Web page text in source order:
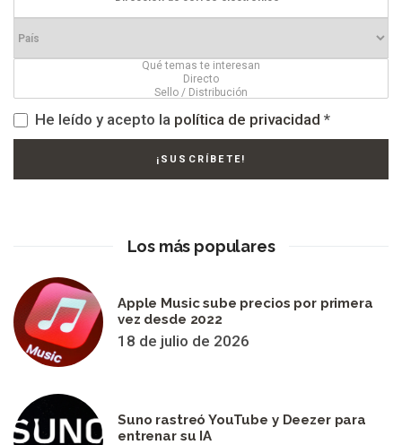
He leído y acepto la política de privacidad *
Los más populares
Apple Music sube precios por primera
vez desde 2022
18 de julio de 2026
Suno rastreó YouTube y Deezer para
entrenar su IA